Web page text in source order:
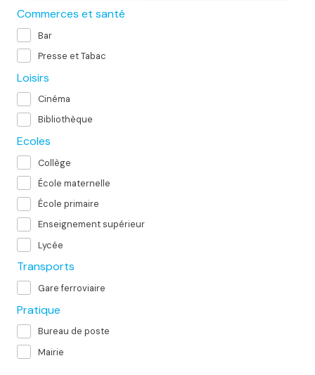
Commerces et santé
Bar
Presse et Tabac
Loisirs
Cinéma
Bibliothèque
Ecoles
Collège
École maternelle
École primaire
Enseignement supérieur
Lycée
Transports
Gare ferroviaire
Pratique
Bureau de poste
Mairie